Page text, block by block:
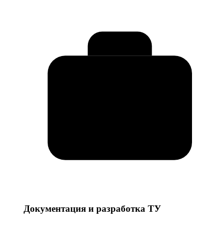
Документация и разработка ТУ